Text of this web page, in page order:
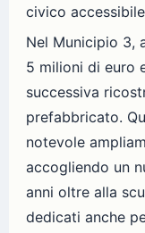
civico
Nel Municipio 3,
5 milioni di euro
successiva
prefabbricato.
notevole
accogliendo un
anni oltre alla
dedicati anche